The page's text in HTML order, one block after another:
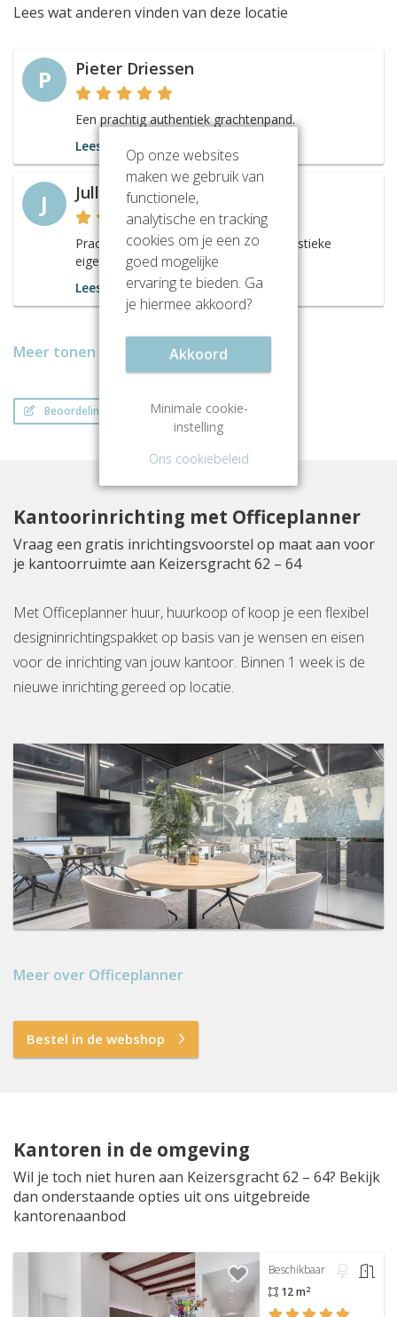
Lees wat anderen vinden van deze locatie
P Pieter Driessen
Een prachtig authentiek grachtenpand.
Lees meer
J Julliet Wolters
Prachtig authentiek pand met karakteristieke
eigenschappen.
Lees meer
Meer tonen
Beoordeling schrijven
Kantoorinrichting met Officeplanner
Vraag een gratis inrichtingsvoorstel op maat aan voor
je kantoorruimte aan Keizersgracht 62 – 64
Met Officeplanner huur, huurkoop of koop je een flexibel
designinrichtingspakket op basis van je wensen en eisen
voor de inrichting van jouw kantoor. Binnen 1 week is de
nieuwe inrichting gereed op locatie.
Meer over Officeplanner
Bestel in de webshop
Kantoren in de omgeving
Wil je toch niet huren aan Keizersgracht 62 – 64? Bekijk
dan onderstaande opties uit ons uitgebreide
kantorenaanbod
Beschikbaar
12 m2
Op onze websites
maken we gebruik van
functionele,
analytische en tracking
cookies om je een zo
goed mogelijke
ervaring te bieden. Ga
je hiermee akkoord?
Akkoord
Minimale cookie-
instelling
Ons cookiebeleid